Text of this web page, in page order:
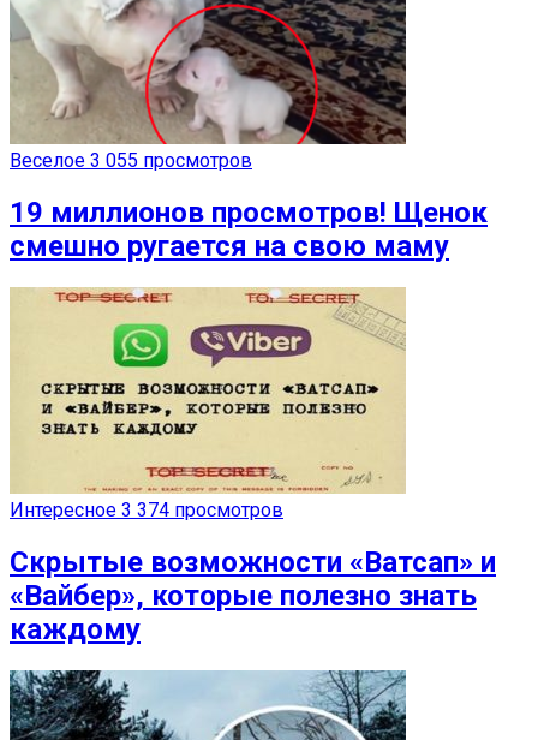
Веселое 3 055 просмотров
19 миллионов просмотров! Щенок
смешно ругается на свою маму
Интересное 3 374 просмотров
Скрытые возможности «Ватсап» и
«Вайбер», которые полезно знать
каждому